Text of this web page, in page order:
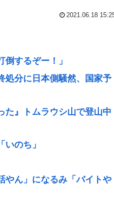
2021.06.18
するぞー！」
処分に日本側騒然、国家予
た』トムラウシ山で登山中
のち」
やん」になるみ「バイトや